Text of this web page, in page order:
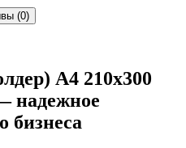
(0)
А4 210х300
надежное
бизнеса